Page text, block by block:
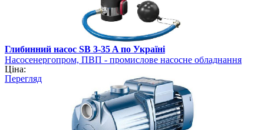
Глибинний насос SB 3-35 A по Україні
Насосенергопром, ПВП - промислове насосне обладнання
Ціна:
Перегляд